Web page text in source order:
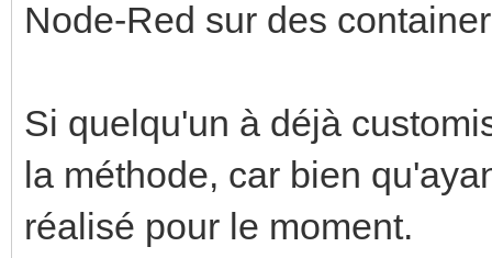
Node-Red sur des
Si quelqu'un à déjà
la méthode, car bien
réalisé pour le moment.